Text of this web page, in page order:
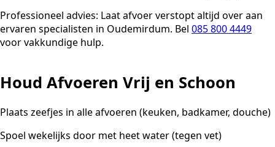
Professioneel advies: Laat afvoer verstopt altijd over aan
ervaren specialisten in Oudemirdum. Bel 085 800 4449
voor vakkundige hulp.
Houd Afvoeren Vrij en Schoon
Plaats zeefjes in alle afvoeren (keuken, badkamer, douche)
Spoel wekelijks door met heet water (tegen vet)